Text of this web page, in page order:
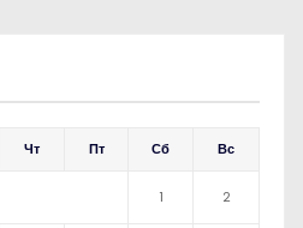
Чт Пт Сб Вс
1 2